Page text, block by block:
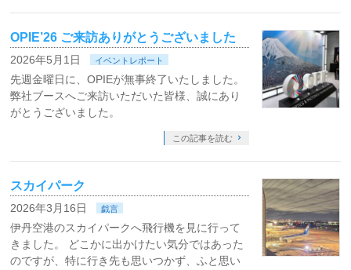
OPIE’26 ご来訪ありがとうございました
2026年5月1日 イベントレポート
先週金曜日に、OPIEが無事終了いたしました。
弊社ブースへご来訪いただいた皆様、誠にあり
がとうございました。
この記事を読む
スカイパーク
2026年3月16日 戯言
伊丹空港のスカイパークへ飛行機を見に行って
きました。 どこかに出かけたい気分ではあった
のですが、特に行き先も思いつかず、ふと思い